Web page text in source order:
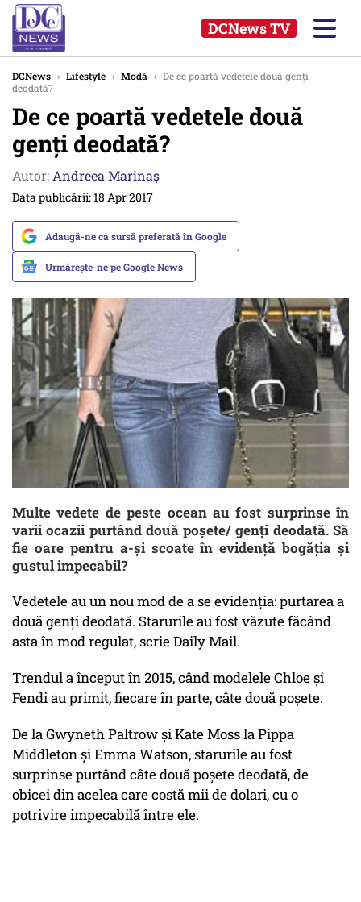
DCNews TV
DCNews › Lifestyle › Modă › De ce poartă vedetele două genți
deodată?
De ce poartă vedetele două
genți deodată?
Autor: Andreea Marinaș
Data publicării: 18 Apr 2017
Adaugă-ne ca sursă preferată în Google
Urmărește-ne pe Google News
Multe vedete de peste ocean au fost surprinse în
varii ocazii purtând două poșete/ genți deodată. Să
fie oare pentru a-și scoate în evidență bogăția și
gustul impecabil?
Vedetele au un nou mod de a se evidenția: purtarea a
două genți deodată. Starurile au fost văzute făcând
asta în mod regulat, scrie Daily Mail.
Trendul a început în 2015, când modelele Chloe și
Fendi au primit, fiecare în parte, câte două poșete.
De la Gwyneth Paltrow și Kate Moss la Pippa
Middleton și Emma Watson, starurile au fost
surprinse purtând câte două poșete deodată, de
obicei din acelea care costă mii de dolari, cu o
potrivire impecabilă între ele.